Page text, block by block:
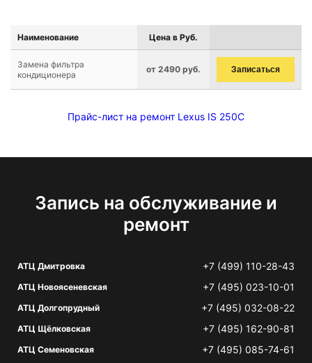
Наименование Цена в Руб.
Замена фильтра
кондиционера
от 2490 руб. Записаться
Прайс-лист на ремонт Lexus IS 250C
Запись на обслуживание и
ремонт
АТЦ Дмитровка +7 (499) 110-28-43
АТЦ Новоясеневская +7 (495) 023-10-01
АТЦ Долгопрудный +7 (495) 032-08-22
АТЦ Щёлковская +7 (495) 162-90-81
АТЦ Семеновская +7 (495) 085-74-61